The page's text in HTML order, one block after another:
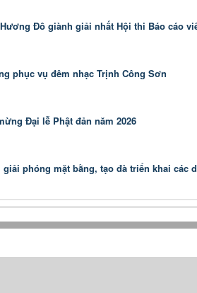
Đô giành giải nhất Hội thi Báo cáo
phục vụ đêm nhạc Trịnh Công Sơn
Đại lễ Phật đản năm 2026
phóng mặt bằng, tạo đà triển khai các